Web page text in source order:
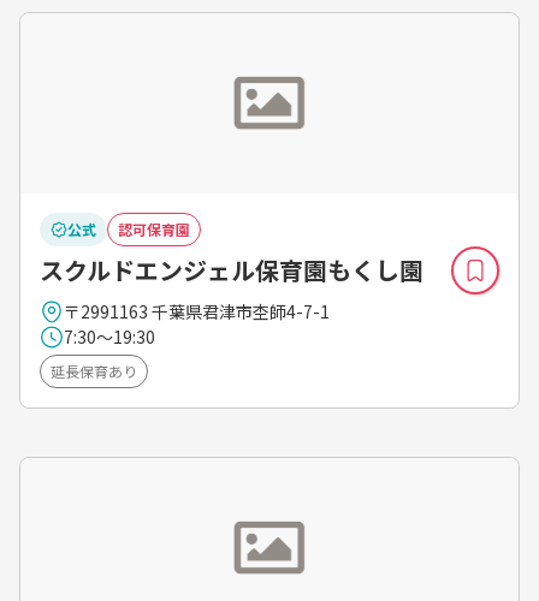
公式 認可保育園
スクルドエンジェル保育園もくし園
〒2991163 千葉県君津市杢師4-7-1
7:30～19:30
延長保育あり